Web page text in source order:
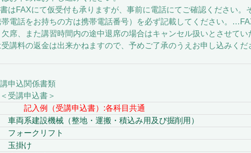
FAXにて仮受付も承りますが、事前に電話にてご確認ください。
をお持ちの方は携帯電話番号）を必ず記載してください。
席、また講習時間内の途中退席の場合はキャンセル扱いとさせてい
料の返金は出来かねますので、予めご了承のうえお申し込みくだ
申込関係書類
受講申込書＞
記入例（受講申込書）:各科目共通
両系建設機械（整地・運搬・積込み用及び掘削用）
ォークリフト
掛け